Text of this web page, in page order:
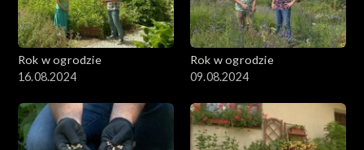
Rok w ogrodzie
16.08.2024
Rok w ogrodzie
09.08.2024